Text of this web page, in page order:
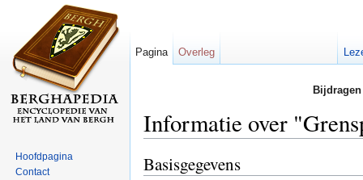
Informatie over
Basisgegevens
Pagina Overleg
Hoofdpagina
Contact